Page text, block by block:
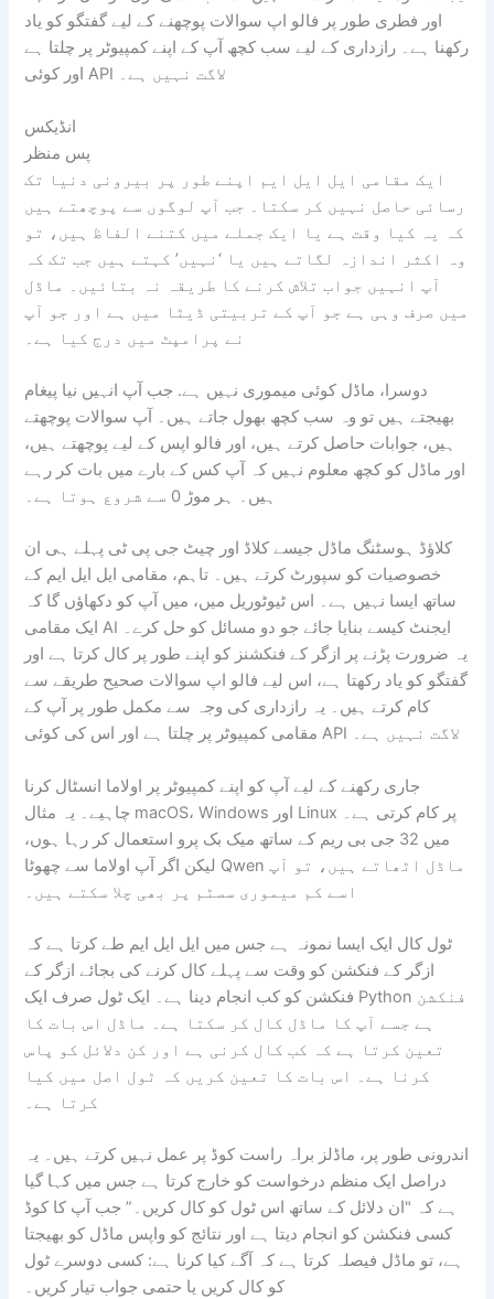
اور فطری طور پر فالو اپ سوالات پوچھنے کے لیے گفتگو کو یاد
رکھنا ہے۔ رازداری کے لیے سب کچھ آپ کے اپنے کمپیوٹر پر چلتا ہے
اور کوئی API لاگت نہیں ہے۔
انڈیکس
پس منظر
ایک مقامی ایل ایل ایم اپنے طور پر بیرونی دنیا تک
رسائی حاصل نہیں کر سکتا۔ جب آپ لوگوں سے پوچھتے ہیں
کہ یہ کیا وقت ہے یا ایک جملے میں کتنے الفاظ ہیں، تو
وہ اکثر اندازہ لگاتے ہیں یا ‘نہیں’ کہتے ہیں جب تک کہ
آپ انہیں جواب تلاش کرنے کا طریقہ نہ بتائیں۔ ماڈل
میں صرف وہی ہے جو آپ کے تربیتی ڈیٹا میں ہے اور جو آپ
نے پرامپٹ میں درج کیا ہے۔
دوسرا، ماڈل کوئی میموری نہیں ہے. جب آپ انہیں نیا پیغام
بھیجتے ہیں تو وہ سب کچھ بھول جاتے ہیں۔ آپ سوالات پوچھتے
ہیں، جوابات حاصل کرتے ہیں، اور فالو اپس کے لیے پوچھتے ہیں،
اور ماڈل کو کچھ معلوم نہیں کہ آپ کس کے بارے میں بات کر رہے
ہیں۔ ہر موڑ 0 سے شروع ہوتا ہے۔
کلاؤڈ ہوسٹنگ ماڈل جیسے کلاڈ اور چیٹ جی پی ٹی پہلے ہی ان
خصوصیات کو سپورٹ کرتے ہیں۔ تاہم، مقامی ایل ایل ایم کے
ساتھ ایسا نہیں ہے۔ اس ٹیوٹوریل میں، میں آپ کو دکھاؤں گا کہ
ایک مقامی AI ایجنٹ کیسے بنایا جائے جو دو مسائل کو حل کرے۔
یہ ضرورت پڑنے پر ازگر کے فنکشنز کو اپنے طور پر کال کرتا ہے اور
گفتگو کو یاد رکھتا ہے، اس لیے فالو اپ سوالات صحیح طریقے سے
کام کرتے ہیں۔ یہ رازداری کی وجہ سے مکمل طور پر آپ کے
مقامی کمپیوٹر پر چلتا ہے اور اس کی کوئی API لاگت نہیں ہے۔
جاری رکھنے کے لیے آپ کو اپنے کمپیوٹر پر اولاما انسٹال کرنا
چاہیے۔ یہ مثال macOS، Windows اور Linux پر کام کرتی ہے۔
میں 32 جی بی ریم کے ساتھ میک بک پرو استعمال کر رہا ہوں،
لیکن اگر آپ اولاما سے چھوٹا Qwen ماڈل اٹھاتے ہیں، تو آپ
اسے کم میموری سسٹم پر بھی چلا سکتے ہیں۔
ٹول کال ایک ایسا نمونہ ہے جس میں ایل ایل ایم طے کرتا ہے کہ
ازگر کے فنکشن کو وقت سے پہلے کال کرنے کی بجائے ازگر کے
فنکشن کو کب انجام دینا ہے۔ ایک ٹول صرف ایک Python فنکشن
ہے جسے آپ کا ماڈل کال کر سکتا ہے۔ ماڈل اس بات کا
تعین کرتا ہے کہ کب کال کرنی ہے اور کن دلائل کو پاس
کرنا ہے۔ اس بات کا تعین کریں کہ ٹول اصل میں کیا
کرتا ہے۔
اندرونی طور پر، ماڈلز براہ راست کوڈ پر عمل نہیں کرتے ہیں۔ یہ
دراصل ایک منظم درخواست کو خارج کرتا ہے جس میں کہا گیا
ہے کہ "ان دلائل کے ساتھ اس ٹول کو کال کریں۔” جب آپ کا کوڈ
کسی فنکشن کو انجام دیتا ہے اور نتائج کو واپس ماڈل کو بھیجتا
ہے، تو ماڈل فیصلہ کرتا ہے کہ آگے کیا کرنا ہے: کسی دوسرے ٹول
کو کال کریں یا حتمی جواب تیار کریں۔